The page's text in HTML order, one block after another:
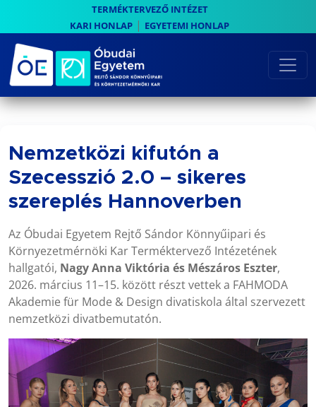
TERMÉKTERVEZŐ INTÉZET
KARI HONLAP | EGYETEMI HONLAP
Nemzetközi kifutón a
Szecesszió 2.0 – sikeres
szereplés Hannoverben
Az Óbudai Egyetem Rejtő Sándor Könnyűipari és
Környezetmérnöki Kar Terméktervező Intézetének
hallgatói, Nagy Anna Viktória és Mészáros Eszter,
2026. március 11–15. között részt vettek a FAHMODA
Akademie für Mode & Design divatiskola által szervezett
nemzetközi divatbemutatón.